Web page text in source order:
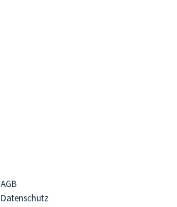
AGB
Datenschutz